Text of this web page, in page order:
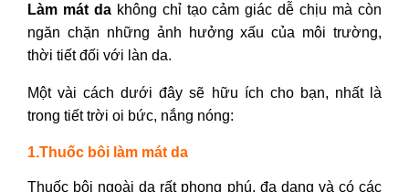
Làm mát dakhông chỉ tạo cảm giác dễ chịu mà còn
ngăn chặn những ảnh hưởng xấu của môi trường,
thời tiết đối với làn da.
Một vài cách dưới đây sẽ hữu ích cho bạn, nhất là
trong tiết trời oi bức, nắng nóng:
1.Thuốc bôi làm mát da
Thuốc bôi ngoài da rất phong phú, đa dạng và có các